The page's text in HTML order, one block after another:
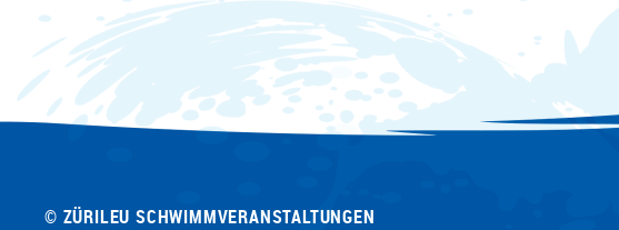
© ZÜRILEU SCHWIMMVERANSTALTUNGEN